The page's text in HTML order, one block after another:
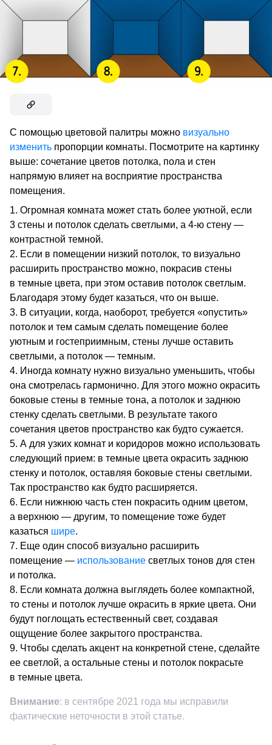
С помощью цветовой палитры можно визуально
изменить пропорции комнаты. Посмотрите на картинку
выше: сочетание цветов потолка, пола и стен
напрямую влияет на восприятие пространства
помещения.
Огромная комната может стать более уютной, если
3 стены и потолок сделать светлыми, а 4-ю стену —
контрастной темной.
Если в помещении низкий потолок, то визуально
расширить пространство можно, покрасив стены
в темные цвета, при этом оставив потолок светлым.
Благодаря этому будет казаться, что он выше.
В ситуации, когда, наоборот, требуется «опустить»
потолок и тем самым сделать помещение более
уютным и гостеприимным, стены лучше оставить
светлыми, а потолок — темным.
Иногда комнату нужно визуально уменьшить, чтобы
она смотрелась гармонично. Для этого можно окрасить
боковые стены в темные тона, а потолок и заднюю
стенку сделать светлыми. В результате такого
сочетания цветов пространство как будто сужается.
А для узких комнат и коридоров можно использовать
следующий прием: в темные цвета окрасить заднюю
стенку и потолок, оставляя боковые стены светлыми.
Так пространство как будто расширяется.
Если нижнюю часть стен покрасить одним цветом,
а верхнюю — другим, то помещение тоже будет
казаться шире.
Еще один способ визуально расширить
помещение — использование светлых тонов для стен
и потолка.
Если комната должна выглядеть более компактной,
то стены и потолок лучше окрасить в яркие цвета. Они
будут поглощать естественный свет, создавая
ощущение более закрытого пространства.
Чтобы сделать акцент на конкретной стене, сделайте
ее светлой, а остальные стены и потолок покрасьте
в темные цвета.
Внимание: в сентябре 2021 года мы исправили
фактические неточности в этой статье.